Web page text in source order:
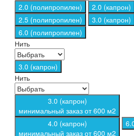
2.0 (полипропилен)
2.0 (капрон)
2.5 (полипропилен)
3.0 (капрон)
6.0 (полипропилен)
Нить
3.0 (капрон)
Нить
3.0 (капрон)
минимальный заказ от 600 м2
4.0 (капрон)
минимальный заказ от 600 м2